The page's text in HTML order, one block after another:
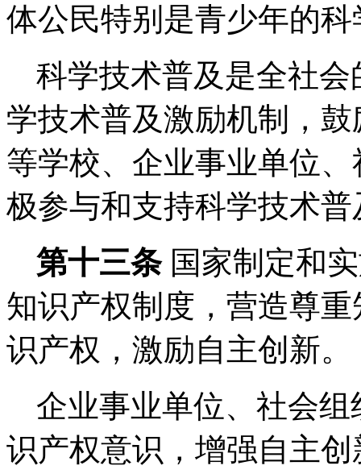
体公民特别是青少年的
科学技术普及是全社
学技术普及激励机制，
等学校、企业事业单位
极参与和支持科学技术
第十三条 国家制定和
知识产权制度，营造尊
识产权，激励自主创新。
企业事业单位、社会
识产权意识，增强自主